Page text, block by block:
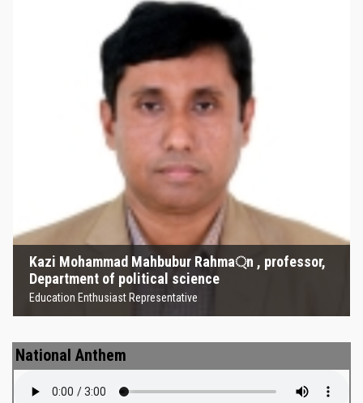
Kazi Mohammad Mahbubur Rahma্‌n , professor,
Department of political science
Education Enthusiast Representative
Kazi Mohammad Mahbubur
Rahma্‌n , professor, Department
of political science
Education Enthusiast Representative
National Anthem